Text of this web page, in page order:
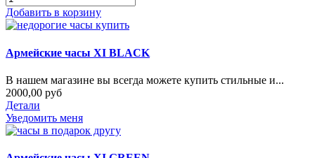
Добавить в корзину
Армейские часы XI BLACK
В нашем магазине вы всегда можете купить стильные и...
2000,00 руб
Детали
Уведомить меня